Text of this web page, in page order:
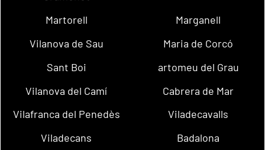
Martorell
Marganell
Vilanova de Sau
Maria de Corcó
Sant Boi
artomeu del Grau
Vilanova del Camí
Cabrera de Mar
Vilafranca del Penedès
Viladecavalls
Viladecans
Badalona